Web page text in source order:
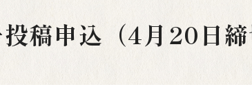
稿申込（4月20日締